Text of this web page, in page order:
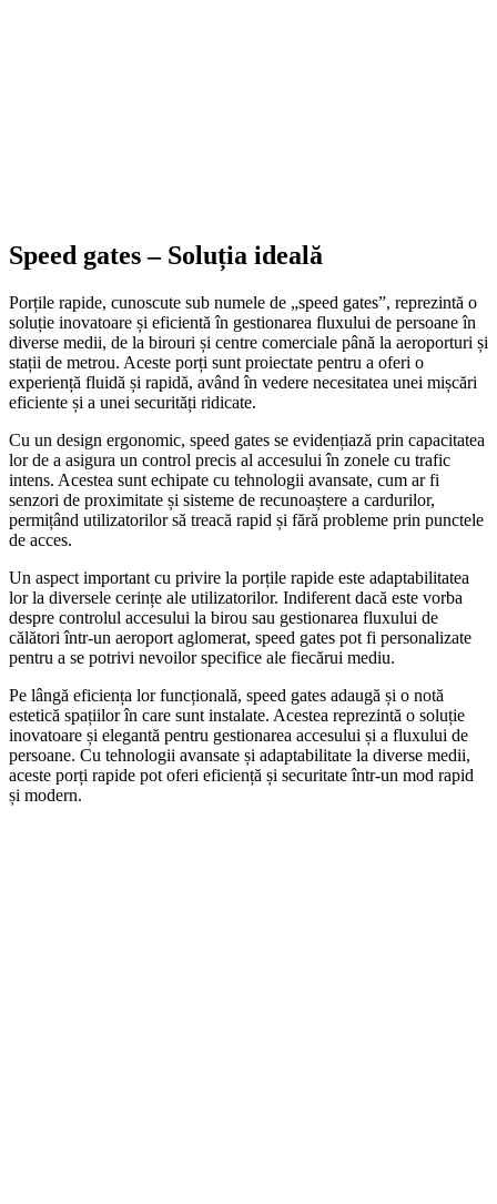
Speed gates – Soluția ideală
Porțile rapide, cunoscute sub numele de „speed gates”, reprezintă o
soluție inovatoare și eficientă în gestionarea fluxului de persoane în
diverse medii, de la birouri și centre comerciale până la aeroporturi și
stații de metrou. Aceste porți sunt proiectate pentru a oferi o
experiență fluidă și rapidă, având în vedere necesitatea unei mișcări
eficiente și a unei securități ridicate.
Cu un design ergonomic, speed gates se evidențiază prin capacitatea
lor de a asigura un control precis al accesului în zonele cu trafic
intens. Acestea sunt echipate cu tehnologii avansate, cum ar fi
senzori de proximitate și sisteme de recunoaștere a cardurilor,
permițând utilizatorilor să treacă rapid și fără probleme prin punctele
de acces.
Un aspect important cu privire la porțile rapide este adaptabilitatea
lor la diversele cerințe ale utilizatorilor. Indiferent dacă este vorba
despre controlul accesului la birou sau gestionarea fluxului de
călători într-un aeroport aglomerat, speed gates pot fi personalizate
pentru a se potrivi nevoilor specifice ale fiecărui mediu.
Pe lângă eficiența lor funcțională, speed gates adaugă și o notă
estetică spațiilor în care sunt instalate. Acestea reprezintă o soluție
inovatoare și elegantă pentru gestionarea accesului și a fluxului de
persoane. Cu tehnologii avansate și adaptabilitate la diverse medii,
aceste porți rapide pot oferi eficiență și securitate într-un mod rapid
și modern.